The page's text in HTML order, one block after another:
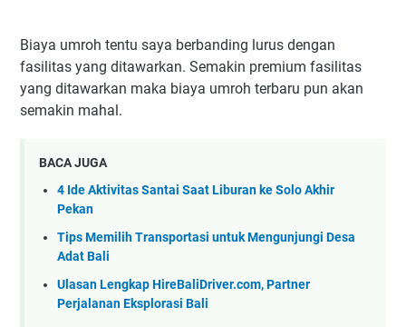
Biaya umroh tentu saya berbanding lurus dengan
fasilitas yang ditawarkan. Semakin premium fasilitas
yang ditawarkan maka biaya umroh terbaru pun akan
semakin mahal.
BACA JUGA
4 Ide Aktivitas Santai Saat Liburan ke Solo Akhir
Pekan
Tips Memilih Transportasi untuk Mengunjungi Desa
Adat Bali
Ulasan Lengkap HireBaliDriver.com, Partner
Perjalanan Eksplorasi Bali